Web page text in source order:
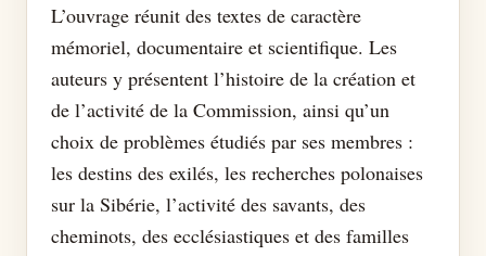
L’ouvrage réunit des textes de caractère
mémoriel, documentaire et scientifique. Les
auteurs y présentent l’histoire de la création et
de l’activité de la Commission, ainsi qu’un
choix de problèmes étudiés par ses membres :
les destins des exilés, les recherches polonaises
sur la Sibérie, l’activité des savants, des
cheminots, des ecclésiastiques et des familles